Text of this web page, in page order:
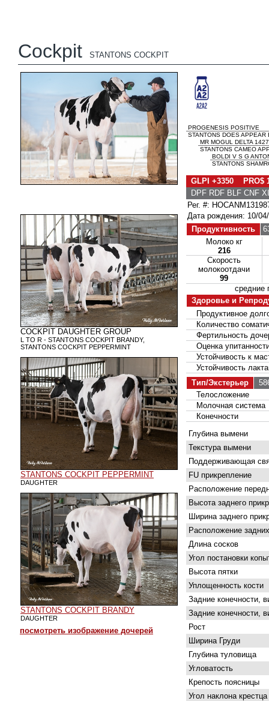
Cockpit STANTONS COCKPIT
COCKPIT DAUGHTER GROUP
L TO R - STANTONS COCKPIT BRANDY,
STANTONS COCKPIT PEPPERMINT
STANTONS COCKPIT PEPPERMINT
DAUGHTER
STANTONS COCKPIT BRANDY
DAUGHTER
посмотреть изображение дочерей
PROGENESIS POSITIVE
STANTONS DOES APPEAR
MR MOGUL DELTA 1427
STANTONS CAMEO
BOLDI V S G
STANTONS
GLPI +3350 PRO$
DPF RDF BLF CNF
Рег. #:
Дата рождения: 10/
Продуктивность
Молоко кг
216
Скорость
молокоотдачи
99
Здоровье и
Продуктивное
Количество
Фертильность
Оценка
Устойчивость к
Устойчивость
Тип/Экстерьер
Телосложение
Молочная система
Конечности
Глубина вымени
Текстура вымени
Поддерживающая
FU прикрепление
Расположение
Высота заднего
Ширина заднего
Расположение
Длина сосков
Угол постановки
Высота пятки
Уплощенность кости
Задние конечности,
Задние конечности,
Рост
Ширина Груди
Глубина туловища
Угловатость
Крепость поясницы
Угол наклона крестца